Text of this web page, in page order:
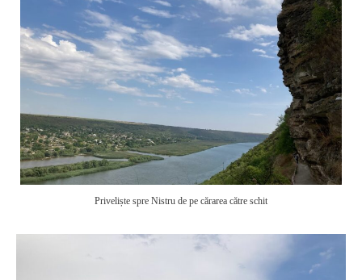
Priveliște spre Nistru de pe cărarea către schit